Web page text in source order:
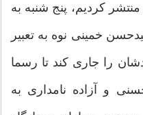
منتشر كردیم، پنج شنبه به
خمینی نوه به تعبیر
را جاری كند تا رسما
و آزاده نامداری به